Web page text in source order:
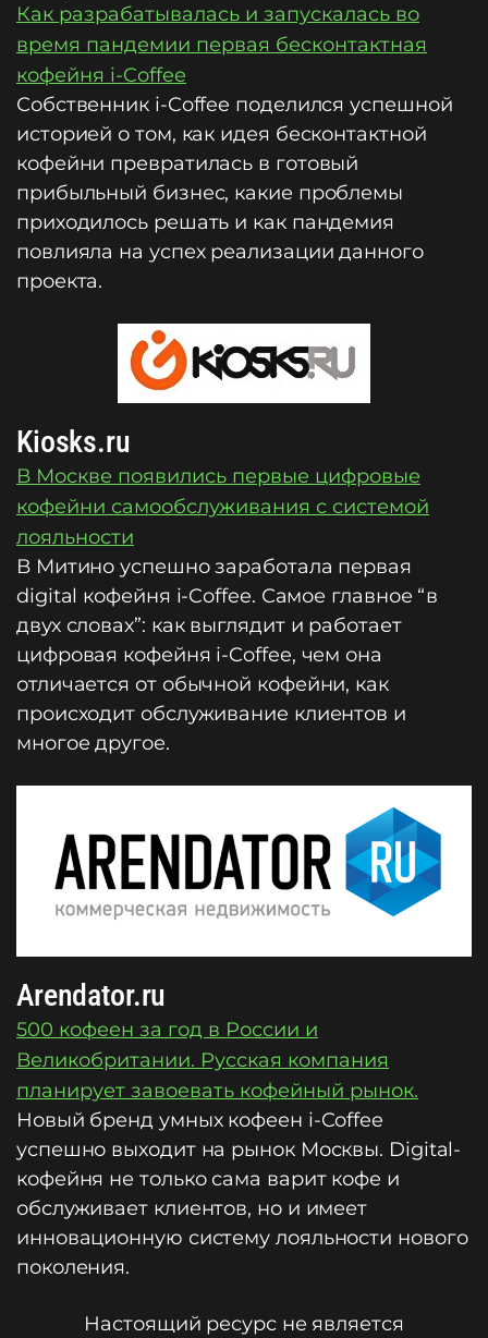
Как разрабатывалась и запускалась во
время пандемии первая бесконтактная
кофейня i-Coffee
Собственник i-Coffee поделился успешной
историей о том, как идея бесконтактной
кофейни превратилась в готовый
прибыльный бизнес, какие проблемы
приходилось решать и как пандемия
повлияла на успех реализации данного
проекта.
Kiosks.ru
В Москве появились первые цифровые
кофейни самообслуживания с системой
лояльности
В Митино успешно заработала первая
digital кофейня i-Coffee. Самое главное “в
двух словах”: как выглядит и работает
цифровая кофейня i-Coffee, чем она
отличается от обычной кофейни, как
происходит обслуживание клиентов и
многое другое.
Arendator.ru
500 кофеен за год в России и
Великобритании. Русская компания
планирует завоевать кофейный рынок.
Новый бренд умных кофеен i-Coffee
успешно выходит на рынок Москвы. Digital-
кофейня не только сама варит кофе и
обслуживает клиентов, но и имеет
инновационную систему лояльности нового
поколения.
Настоящий ресурс не является